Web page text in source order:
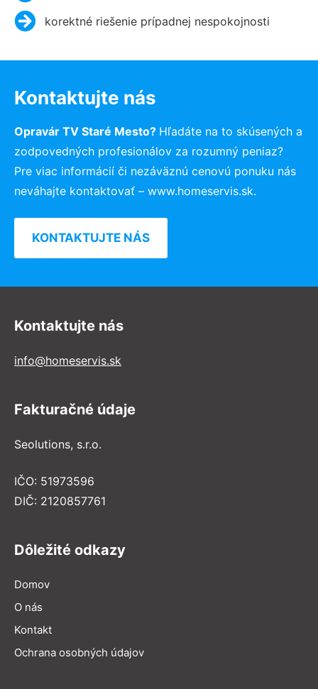
korektné riešenie prípadnej nespokojnosti
Kontaktujte nás
Opravár TV Staré Mesto? Hľadáte na to skúsených a
zodpovedných profesionálov za rozumný peniaz?
Pre viac informácií či nezáväznú cenovú ponuku nás
neváhajte kontaktovať – www.homeservis.sk.
KONTAKTUJTE NÁS
Kontaktujte nás
info@homeservis.sk
Fakturačné údaje
Seolutions, s.r.o.
IČO: 51973596
DIČ: 2120857761
Dôležité odkazy
Domov
O nás
Kontakt
Ochrana osobných údajov